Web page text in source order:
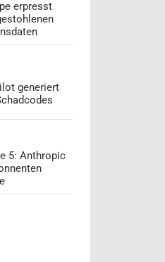
erpresst
generiert
5: Anthropic